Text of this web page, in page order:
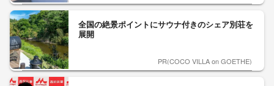
全国の絶景ポイントにサウナ付きのシェア別荘を
展開
PR(COCO VILLA on GOETHE)